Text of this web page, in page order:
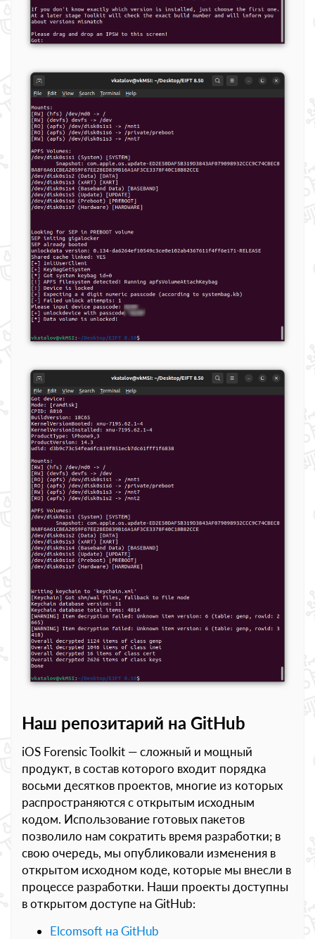
Наш репозитарий на GitHub
iOS Forensic Toolkit — сложный и мощный
продукт, в состав которого входит порядка
восьми десятков проектов, многие из которых
распространяются с открытым исходным
кодом. Использование готовых пакетов
позволило нам сократить время разработки; в
свою очередь, мы опубликовали изменения в
открытом исходном коде, которые мы внесли в
процессе разработки. Наши проекты доступны
в открытом доступе на GitHub:
Elcomsoft на GitHub